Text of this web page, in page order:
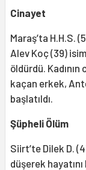
Cinayet
Maraş’ta H.H.S.
Alev Koç (39)
öldürdü. Kadının
kaçan erkek,
başlatıldı.
Şüpheli Ölüm
Siirt’te Dilek D.
düşerek